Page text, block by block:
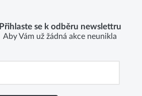
Přihlaste se k odběru newslettru
Aby Vám už žádná akce neunikla